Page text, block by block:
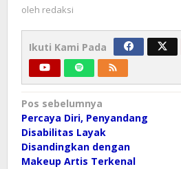
oleh redaksi
Ikuti Kami Pada
Navigasi
pos
Pos sebelumnya
Percaya Diri, Penyandang
Disabilitas Layak
Disandingkan dengan
Makeup Artis Terkenal